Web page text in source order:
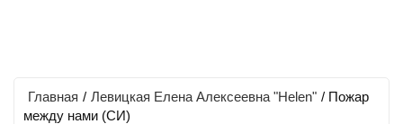
Главная / Левицкая Елена Алексеевна "Helen" / Пожар
между нами (СИ)